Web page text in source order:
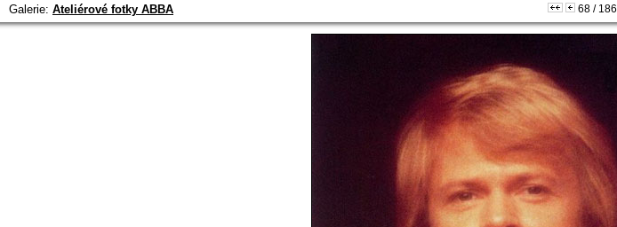
Galerie: Ateliérové fotky ABBA 68 / 186